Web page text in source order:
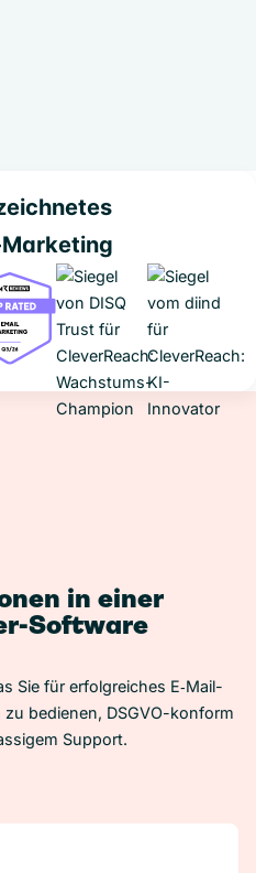
Marketing
in einer
Software
Sie für erfolgreiches E‑Mail-
bedienen, DSGVO-konform
Support.